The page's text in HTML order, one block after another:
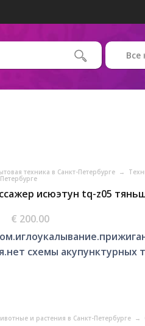
Все
техника в Санкт-Петербурге →
исюэтун tq-z05
€ 200.00
схемы акупунктурных
и растения в Санкт-Петербурге →